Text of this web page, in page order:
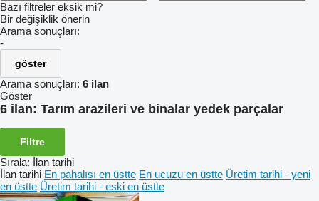
Bazı filtreler eksik mi?
Bir değişiklik önerin
Arama sonuçları:
-
göster
Arama sonuçları: 6 ilan
Göster
6 ilan: Tarım arazileri ve binalar yedek parçalar
Filtre
Sırala: İlan tarihi
İlan tarihi En pahalısı en üstte En ucuzu en üstte Üretim tarihi - yeni
en üstte Üretim tarihi - eski en üstte